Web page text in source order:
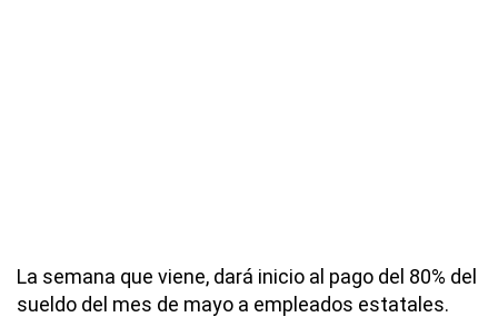
La semana que viene, dará inicio al pago del 80% del
sueldo del mes de mayo a empleados estatales.